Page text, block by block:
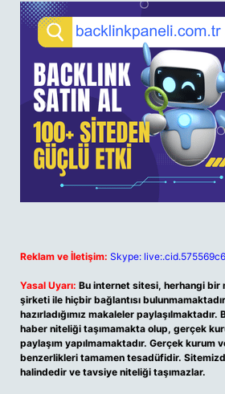
Reklam ve İletişim: Skype:
Yasal Uyarı: Bu internet sitesi, herhangi bir
şirketi ile hiçbir bağlantısı
hazırladığımız makaleler
haber niteliği taşımamakta olup, gerçek
paylaşım yapılmamaktadır. Gerçek kurum
benzerlikleri tamamen tesadüfidir.
halindedir ve tavsiye niteliği taşımazlar.